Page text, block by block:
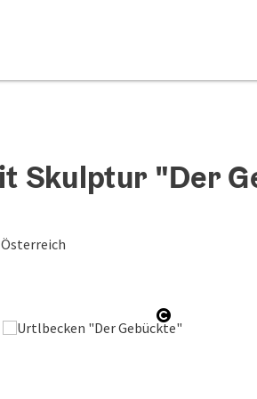
Skulptur "Der
öffnen Copyright